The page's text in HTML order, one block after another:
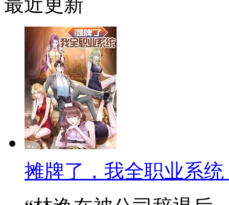
最近更新
摊牌了，我全职业系统